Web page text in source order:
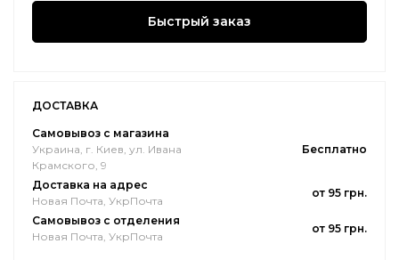
Быстрый заказ
ДОСТАВКА
Самовывоз с магазина
Украина, г. Киев, ул. Ивана
Крамского, 9
Бесплатно
Доставка на адрес
Новая Почта, УкрПочта
от 95 грн.
Самовывоз с отделения
Новая Почта, УкрПочта
от 95 грн.